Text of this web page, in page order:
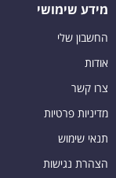
מידע שימושי
החשבון שלי
אודות
צרו קשר
מדיניות פרטיות
תנאי שימוש
הצהרת נגישות